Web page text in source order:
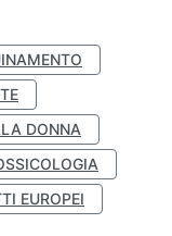
DONNA
EUROPEI